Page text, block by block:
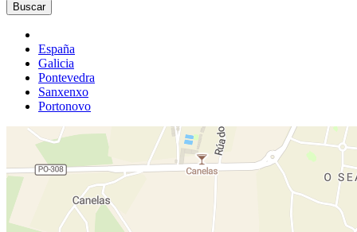
Buscar
España
Galicia
Pontevedra
Sanxenxo
Portonovo